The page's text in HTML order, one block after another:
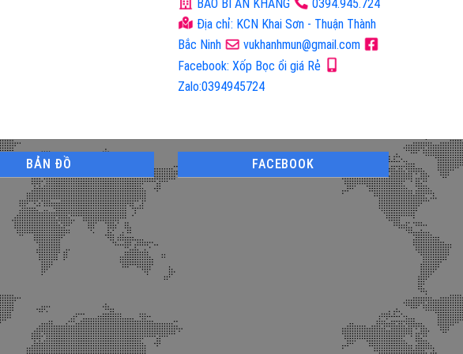
BAO BÌ AN KHANG
0394.945.724
Địa chỉ: KCN Khai Sơn - Thuận Thành
Bắc Ninh
vukhanhmun@gmail.com
Facebook: Xốp Bọc ổi giá Rẻ
Zalo:0394945724
BẢN ĐỒ FACEBOOK